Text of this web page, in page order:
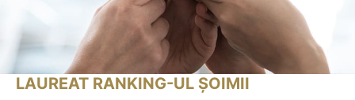
LAUREAT RANKING-UL ȘOIMII